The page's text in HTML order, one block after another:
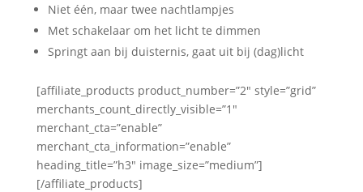
Niet één, maar twee nachtlampjes
Met schakelaar om het licht te dimmen
Springt aan bij duisternis, gaat uit bij (dag)licht
[affiliate_products product_number=”2″ style=”grid”
merchants_count_directly_visible=”1″
merchant_cta=”enable”
merchant_cta_information=”enable”
heading_title=”h3″ image_size=”medium”]
[/affiliate_products]